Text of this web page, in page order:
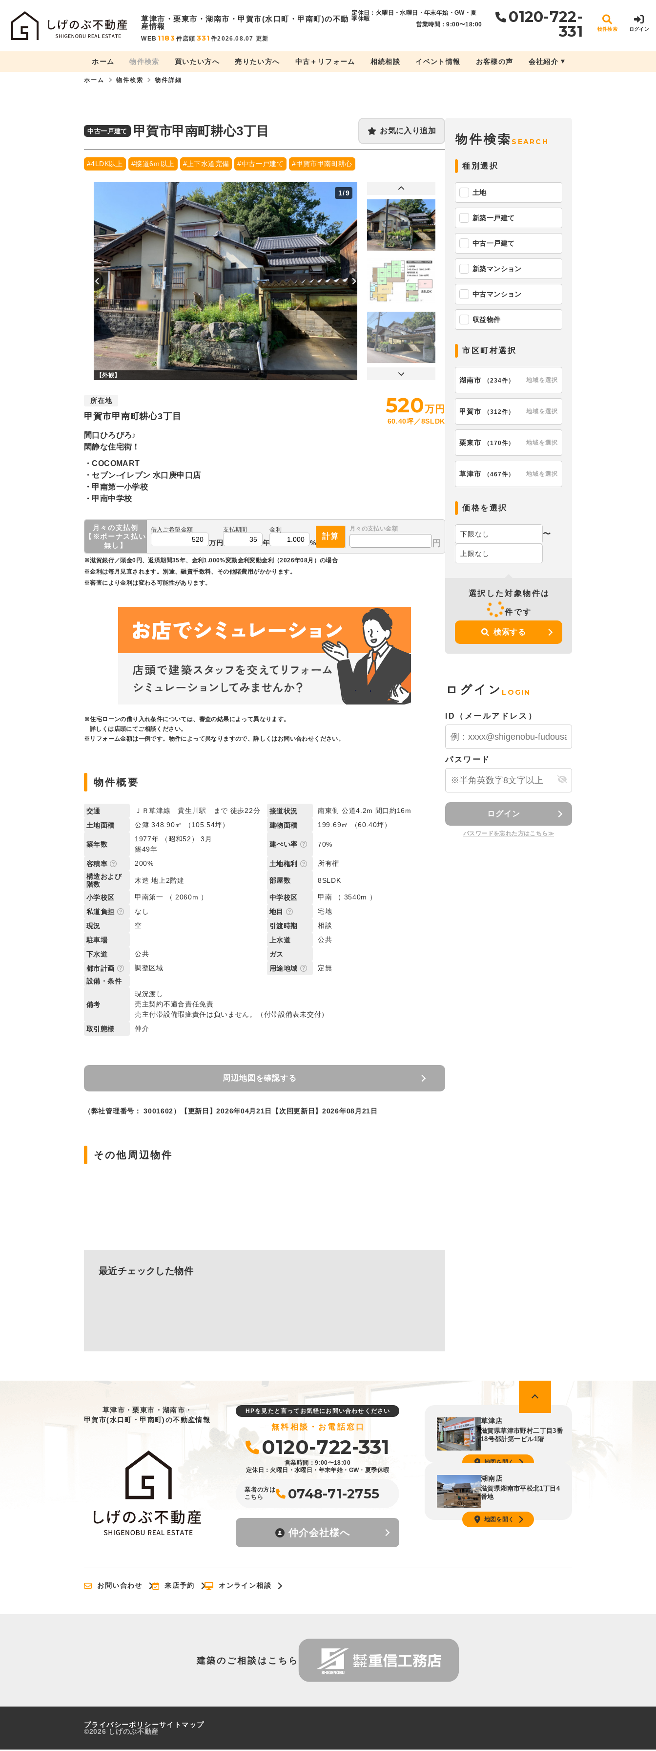
草津市・栗東市・湖南市・ 甲賀市(水口町・甲南町)の不動
産情報
WEB 1183 件店頭 331 件2026.08.07 更新
0120-722-
331
定休日：火曜日・水曜日・年末年始・GW・夏
季休暇
営業時間：9:00〜18:00
物件検索 ログイン
ホーム 物件検索 買いたい方へ 売りたい方へ 中古＋リフォーム 相続相談 イベント情報 お客様の声 会社紹介
ホーム 物件検索 物件詳細
中古一戸建て 甲賀市甲南町耕心3丁目 お気に入り追加
#4LDK以上 #接道6ｍ以上 #上下水道完備 #中古一戸建て #甲賀市甲南町耕心
1/9
【外観】
所在地
甲賀市甲南町耕心3丁目 520万円
60.40坪 8SLDK
間口ひろびろ♪
閑静な住宅街！
・COCOMART
・セブン-イレブン 水口庚申口店
・甲南第一小学校
・甲南中学校
月々の支払例
【※ボーナス払い
無し】
借入ご希望金額
万円
支払期間
年
金利
%
計算
月々の支払い金額
円
※滋賀銀行／頭金0円、返済期間35年、金利1.000%変動金利変動金利（2026年08月）の場合
※金利は毎月見直されます。別途、融資手数料、その他諸費用がかかります。
※審査により金利は変わる可能性があります。
※住宅ローンの借り入れ条件については、審査の結果によって異なります。
詳しくは店頭にてご相談ください。
※リフォーム金額は一例です。物件によって異なりますので、詳しくはお問い合わせください。
物件概要
交通 ＪＲ草津線 貴生川駅 まで 徒歩22分 接道状況
南東側 公道4.2m 間口約16m
土地面積
公簿 348.90㎡ （105.54坪） 建物面積 199.69㎡ （60.40坪）
築年数
1977年 （昭和52） 3月
築49年
建ぺい率 70%
容積率 200% 土地権利
所有権
構造および
階数
木造 地上2階建 部屋数 8SLDK
小学校区 甲南第一 （ 2060m ） 中学校区
甲南 （ 3540m ）
私道負担
なし 地目
宅地
現況
空 引渡時期
相談
駐車場
上水道
公共
下水道
公共
ガス
都市計画
調整区域 用途地域
定無
設備・条件
備考
現況渡し
売主契約不適合責任免責
売主付帯設備瑕疵責任は負いません。（付帯設備表未交付）
取引態様
仲介
周辺地図を確認する
（弊社管理番号： 3001602） 【更新日】2026年04月21日 【次回更新日】2026年08月21日
その他周辺物件
最近チェックした物件
物件検索 SEARCH
種別選択
土地
新築一戸建て
中古一戸建て
新築マンション
中古マンション
収益物件
市区町村選択
湖南市 （234件 ） 地域を選択
甲賀市 （312件 ） 地域を選択
栗東市 （170件 ） 地域を選択
草津市 （467件 ） 地域を選択
価格を選択
〜
選択した対象物件は
件です
検索する
ログイン LOGIN
ID（メールアドレス）
パスワード
ログイン
パスワードを忘れた方はこちら≫
草津市・栗東市・湖南市・
甲賀市(水口町・甲南町)の不動産情報
HPを見たと言ってお気軽にお問い合わせください
無料相談・お電話窓口
0120-722-331
営業時間：9:00〜18:00
定休日：火曜日・水曜日・年末年始・GW・夏季休暇
業者の方は
こちら
0748-71-2755
仲介会社様へ
草津店
滋賀県草津市野村二丁目3番
18号都計第一ビル1階
地図を開く
湖南店
滋賀県湖南市平松北1丁目4
番地
地図を開く
お問い合わせ 来店予約 オンライン相談
建築のご相談はこちら
プライバシーポリシーサイトマップ
©2026 しげのぶ不動産